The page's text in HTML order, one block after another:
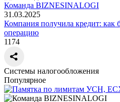
Команда BIZNESINALOGI
31.03.2025
Компания получила кредит: как
операцию
1174
Системы налогообложения
Популярное